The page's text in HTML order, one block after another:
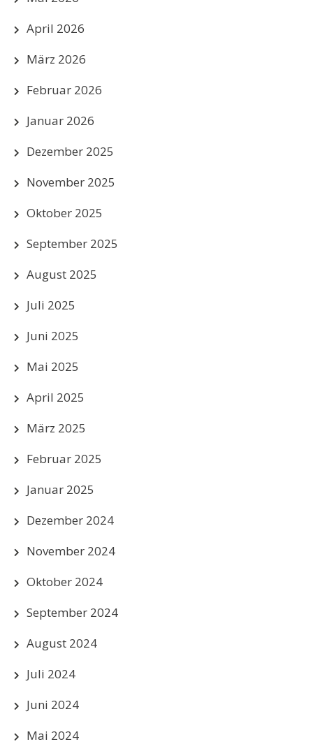
April 2026
März 2026
Februar 2026
Januar 2026
Dezember 2025
November 2025
Oktober 2025
September 2025
August 2025
Juli 2025
Juni 2025
Mai 2025
April 2025
März 2025
Februar 2025
Januar 2025
Dezember 2024
November 2024
Oktober 2024
September 2024
August 2024
Juli 2024
Juni 2024
Mai 2024